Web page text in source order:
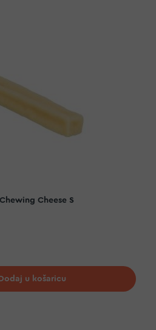
Cheese S
želja
Dodaj u košaricu